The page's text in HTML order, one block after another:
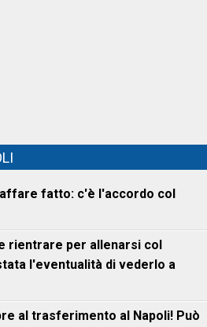
affare fatto: c'è l'accordo col
rientrare per allenarsi col
l'eventualità di vederlo a
al trasferimento al Napoli! Può